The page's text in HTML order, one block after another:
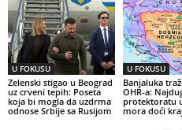
U FOKUSU
Zelenski stigao u Beograd
uz crveni tepih: Poseta
koja bi mogla da uzdrma
odnose Srbije sa Rusijom
U FOKUSU
Banjaluka
OHR-a:
protektoratu
mora doći